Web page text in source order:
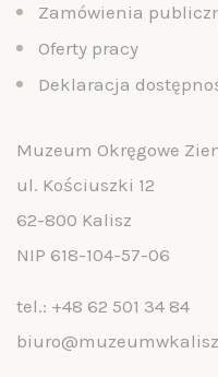
Zamówienia
Oferty pracy
Deklaracja
Muzeum Okręgowe
ul. Kościuszki 12
62-800 Kalisz
NIP 618-104-57-06
tel.: +48 62 501 34 84